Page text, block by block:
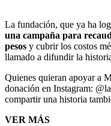
La fundación, que ya ha
una campaña para
pesos y cubrir los costos
llamado a difundir la
Quienes quieran apoyar a
donación en Instagram:
compartir una historia
VER MÁS